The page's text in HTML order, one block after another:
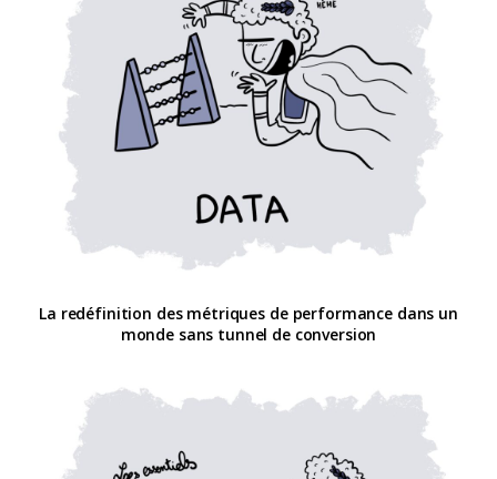
La redéfinition des métriques de performance dans un
monde sans tunnel de conversion